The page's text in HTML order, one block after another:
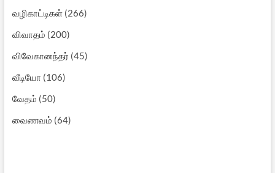
வழிகாட்டிகள்(266)
விவாதம் (200)
விவேகானந்தர் (45)
வீடியோ (106)
வேதம் (50)
வைணவம் (64)